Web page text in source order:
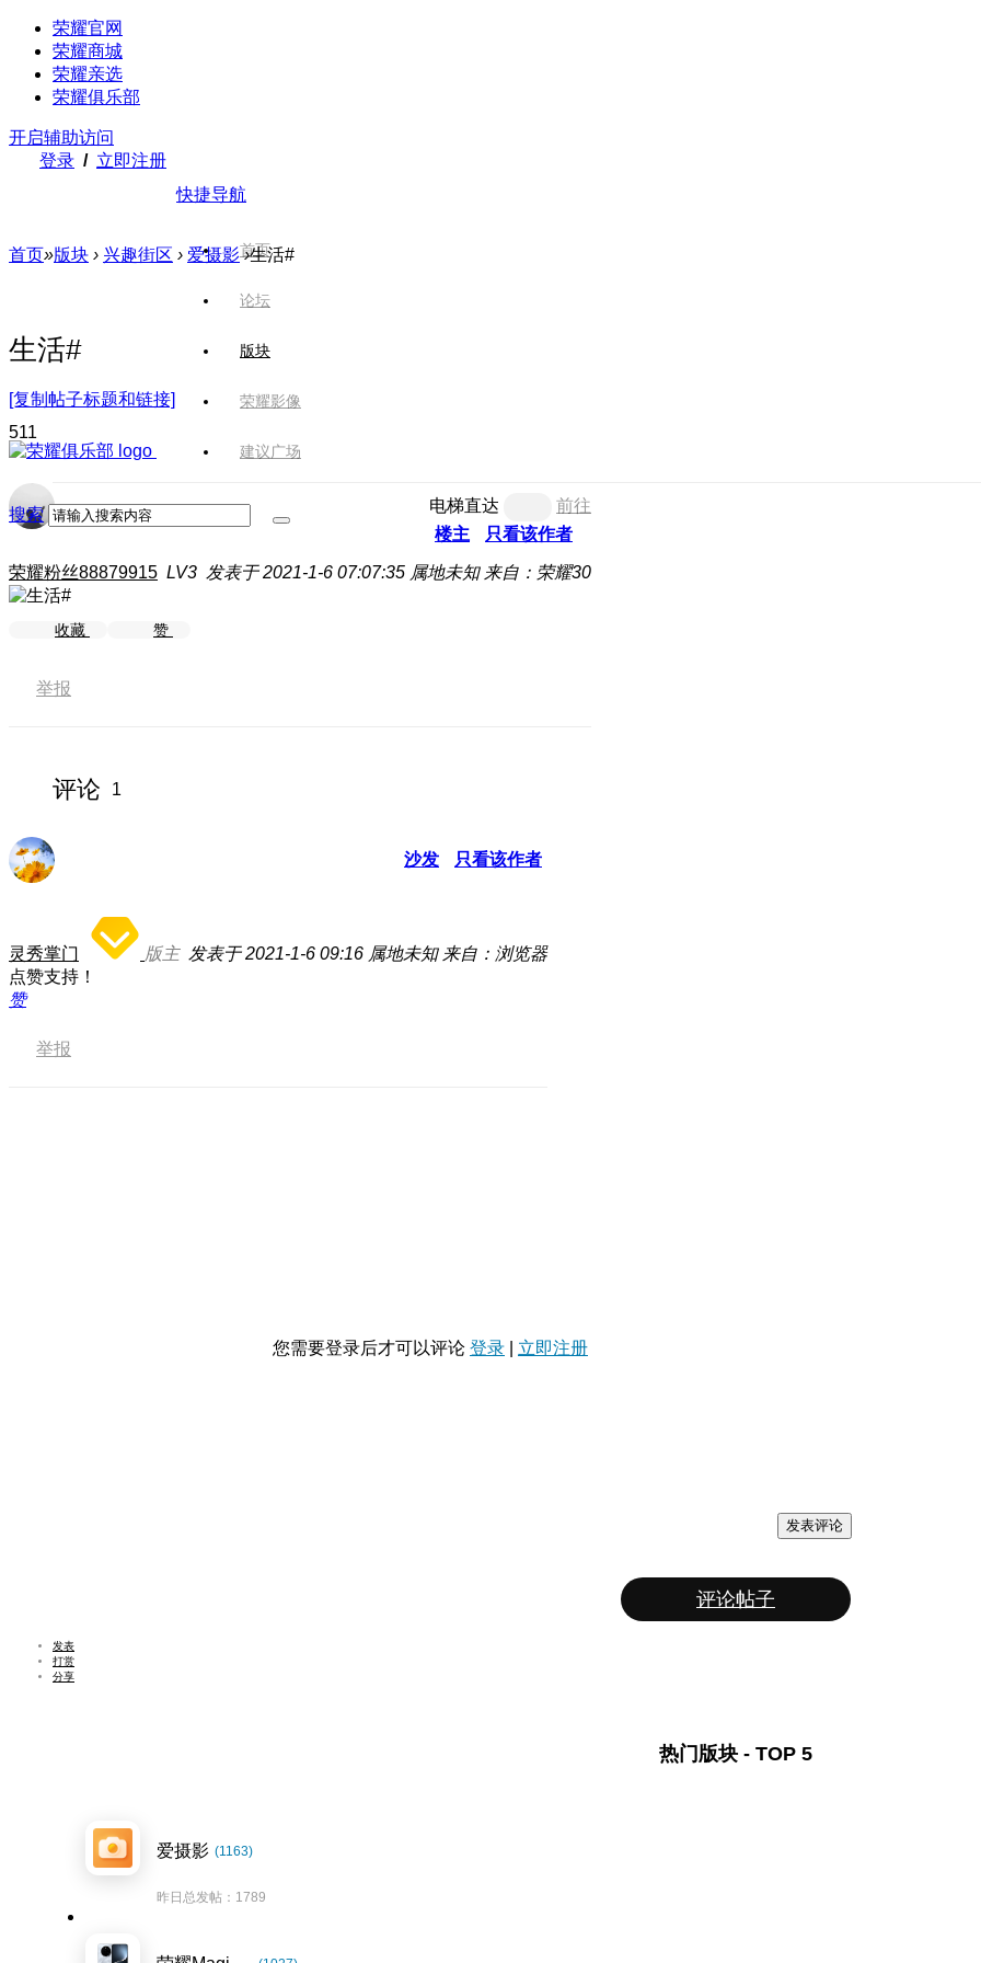
荣耀官网
荣耀商城
荣耀亲选
荣耀俱乐部
开启辅助访问
登录 / 立即注册
快捷导航
首页
论坛
版块
荣耀影像
建议广场
搜索
首页»版块 › 兴趣街区 › 爱摄影 ›生活#
生活#
[复制帖子标题和链接]
511
电梯直达
前往
楼主
只看该作者
荣耀粉丝88879915 LV3 发表于 2021-1-6 07:07:35 属地未知 来自：荣耀30
收藏 赞
举报
评论 1
沙发 只看该作者
灵秀掌门 版主 发表于 2021-1-6 09:16 属地未知 来自：浏览器
点赞支持！
赞
举报
您需要登录后才可以评论 登录 立即注册
发表评论
评论帖子
发表
打赏
分享
热门版块 - TOP 5
爱摄影 (1163)
昨日总发帖：1789